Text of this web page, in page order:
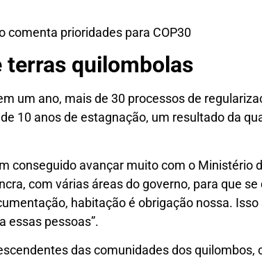
comenta prioridades para COP30
terras quilombolas
um ano, mais de 30 processos de
10 anos de estagnação, um resultado da
conseguido avançar muito com o Ministério
com várias áreas do governo, para que se
habitação é obrigação nossa. Isso
essas pessoas”.
das comunidades dos quilombos,